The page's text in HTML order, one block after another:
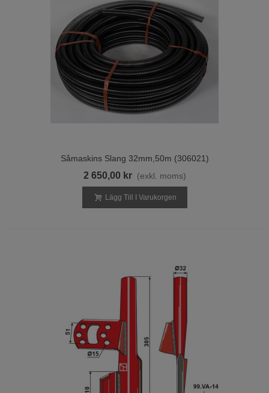
säkerställa att din såmaskin fungerar felfritt.
Vårt Sortiment av Reservdelar Inkluderar:
Slitdelar för Såmaskiner:Hållbara och slitstarka delar som är
designade för att klara av tuffa arbetsförhållanden.
Tallrikar och Sårör till Väderstad Rapid:Optimera såprocessen
med tallrikar av högsta kvalitet.
Crossboard Pinnar och Spetsar:Maximera jordbearbetningen
Vårt engagerade team står redo att hjälpa dig
med frågor och rådgivning kring val av reservdelar.
Tveka inte att kontakta oss för mer information om våra
högkvalitativa slitdelar och reservdelar till Väderstad Rapid
såmaskiner. Optimera din odling och säkerställ att din utrustning
är i toppskick! Besök vår webbplats idag för att se hela vårt
sortiment och göra din beställning.
Såmaskins Slang 32mm,50m (306021)
2 650,00 kr (exkl. moms)
Lägg Till I Varukorgen